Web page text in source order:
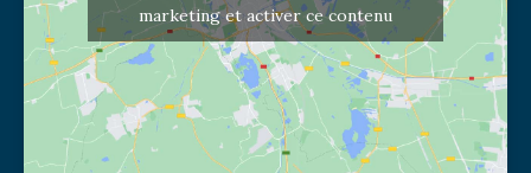
marketing et activer ce contenu